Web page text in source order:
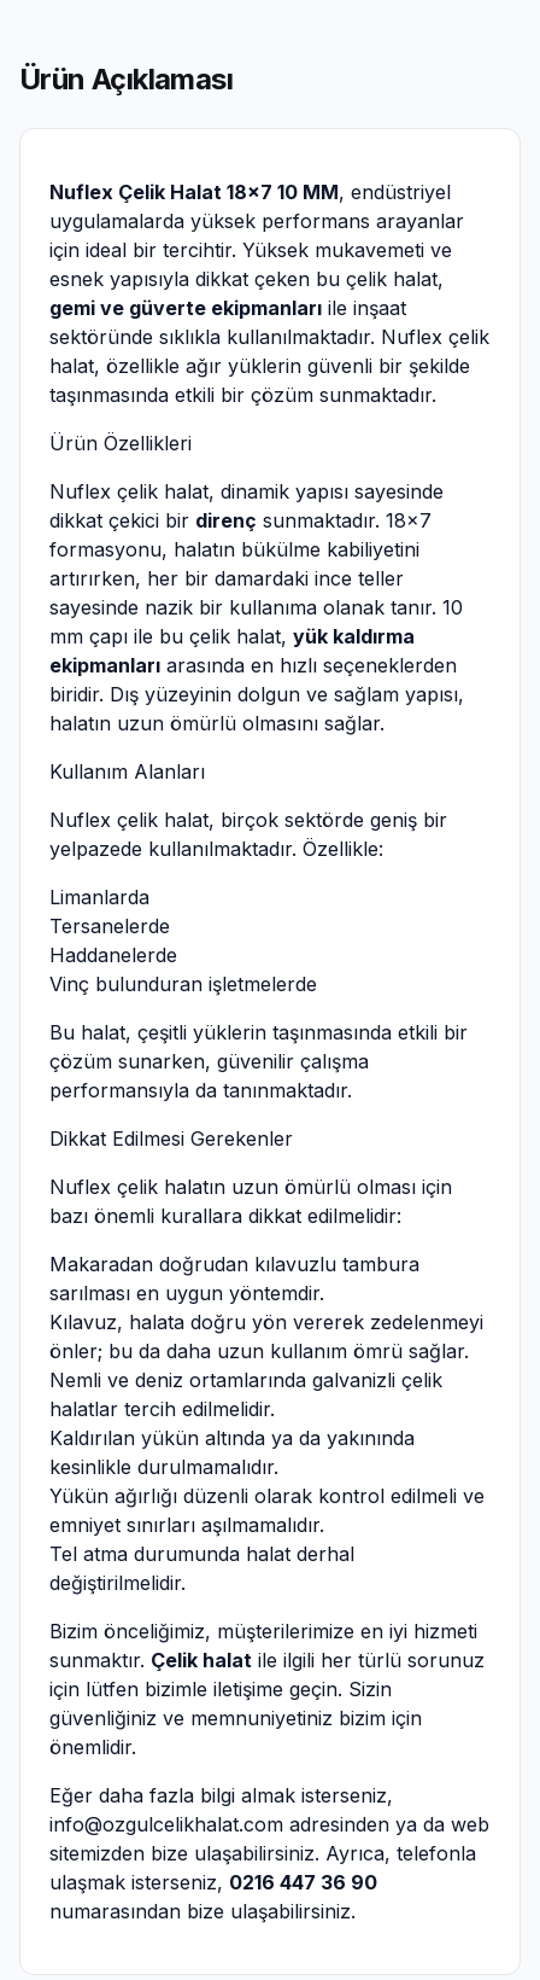
Ürün Açıklaması
Nuflex Çelik Halat 18×7 10 MM, endüstriyel
uygulamalarda yüksek performans arayanlar
için ideal bir tercihtir. Yüksek mukavemeti ve
esnek yapısıyla dikkat çeken bu çelik halat,
gemi ve güverte ekipmanları ile inşaat
sektöründe sıklıkla kullanılmaktadır. Nuflex çelik
halat, özellikle ağır yüklerin güvenli bir şekilde
taşınmasında etkili bir çözüm sunmaktadır.
Ürün Özellikleri
Nuflex çelik halat, dinamik yapısı sayesinde
dikkat çekici bir direnç sunmaktadır. 18x7
formasyonu, halatın bükülme kabiliyetini
artırırken, her bir damardaki ince teller
sayesinde nazik bir kullanıma olanak tanır. 10
mm çapı ile bu çelik halat, yük kaldırma
ekipmanları arasında en hızlı seçeneklerden
biridir. Dış yüzeyinin dolgun ve sağlam yapısı,
halatın uzun ömürlü olmasını sağlar.
Kullanım Alanları
Nuflex çelik halat, birçok sektörde geniş bir
yelpazede kullanılmaktadır. Özellikle:
Limanlarda
Tersanelerde
Haddanelerde
Vinç bulunduran işletmelerde
Bu halat, çeşitli yüklerin taşınmasında etkili bir
çözüm sunarken, güvenilir çalışma
performansıyla da tanınmaktadır.
Dikkat Edilmesi Gerekenler
Nuflex çelik halatın uzun ömürlü olması için
bazı önemli kurallara dikkat edilmelidir:
Makaradan doğrudan kılavuzlu tambura
sarılması en uygun yöntemdir.
Kılavuz, halata doğru yön vererek zedelenmeyi
önler; bu da daha uzun kullanım ömrü sağlar.
Nemli ve deniz ortamlarında galvanizli çelik
halatlar tercih edilmelidir.
Kaldırılan yükün altında ya da yakınında
kesinlikle durulmamalıdır.
Yükün ağırlığı düzenli olarak kontrol edilmeli ve
emniyet sınırları aşılmamalıdır.
Tel atma durumunda halat derhal
değiştirilmelidir.
Bizim önceliğimiz, müşterilerimize en iyi hizmeti
sunmaktır. Çelik halat ile ilgili her türlü sorunuz
için lütfen bizimle iletişime geçin. Sizin
güvenliğiniz ve memnuniyetiniz bizim için
önemlidir.
Eğer daha fazla bilgi almak isterseniz,
info@ozgulcelikhalat.com adresinden ya da web
sitemizden bize ulaşabilirsiniz. Ayrıca, telefonla
ulaşmak isterseniz, 0216 447 36 90
numarasından bize ulaşabilirsiniz.